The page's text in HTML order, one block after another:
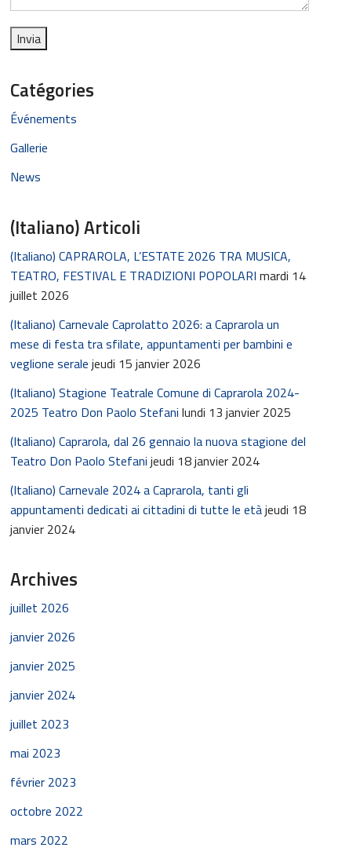
Catégories
Événements
Gallerie
News
(Italiano) Articoli
(Italiano) CAPRAROLA, L’ESTATE 2026 TRA MUSICA,
TEATRO, FESTIVAL E TRADIZIONI POPOLARI mardi 14
juillet 2026
(Italiano) Carnevale Caprolatto 2026: a Caprarola un
mese di festa tra sfilate, appuntamenti per bambini e
veglione serale jeudi 15 janvier 2026
(Italiano) Stagione Teatrale Comune di Caprarola 2024-
2025 Teatro Don Paolo Stefani lundi 13 janvier 2025
(Italiano) Caprarola, dal 26 gennaio la nuova stagione del
Teatro Don Paolo Stefani jeudi 18 janvier 2024
(Italiano) Carnevale 2024 a Caprarola, tanti gli
appuntamenti dedicati ai cittadini di tutte le etàjeudi 18
janvier 2024
Archives
juillet 2026
janvier 2026
janvier 2025
janvier 2024
juillet 2023
mai 2023
février 2023
octobre 2022
mars 2022